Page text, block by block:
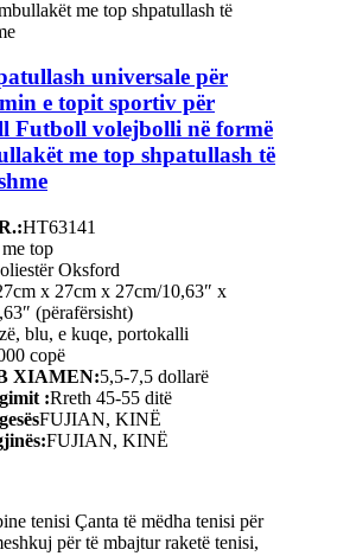
universale për
e topit sportiv për
Futboll volejbolli në formë
me top shpatullash të
HT63141
top
Oksford
x 27cm x 27cm/10,63″ x
(përafërsisht)
blu, e kuqe, portokalli
copë
XIAMEN:5,5-7,5 dollarë
:Rreth 45-55 ditë
FUJIAN, KINË
FUJIAN, KINË